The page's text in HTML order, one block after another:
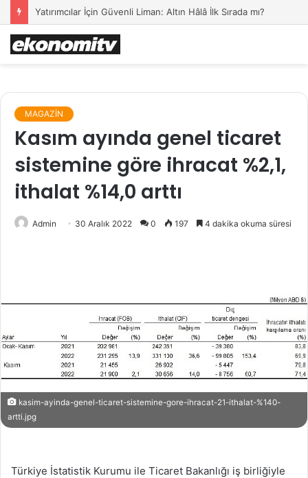
Finans Uzmanlarından Tasarruf ve Yatırım Tavsiyeleri
MAGAZİN
Kasım ayında genel ticaret
sistemine göre ihracat %2,1,
ithalat %14,0 arttı
Admin 30 Aralık 2022 0 197 4 dakika okuma süresi
kasim-ayinda-genel-ticaret-sistemine-gore-ihracat-21-ithalat-%140-
artti.jpg
Türkiye İstatistik Kurumu ile Ticaret Bakanlığı iş birliğiyle